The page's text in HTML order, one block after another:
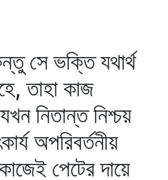
সে ভক্তি যথার্থ
তাহা কাজ
নিতান্ত নিশ্চয়
অপরিবর্তনীয়
পেটের দায়ে